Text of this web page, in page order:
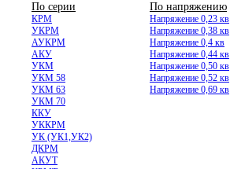
По серии
КРМ
УКРМ
АУКРМ
АКУ
УКМ
УКМ 58
УКМ 63
УКМ 70
ККУ
УККРМ
УК (УК1,УК2)
ДКРМ
АКУТ
По напряжению
Напряжение 0,23 кв
Напряжение 0,38 кв
Напряжение 0,4 кв
Напряжение 0,44 кв
Напряжение 0,50 кв
Напряжение 0,52 кв
Напряжение 0,69 кв